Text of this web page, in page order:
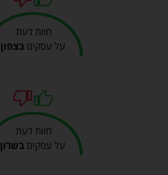
חוות דעת
על עסקיםבצפון
חוות דעת
על עסקים בשרון